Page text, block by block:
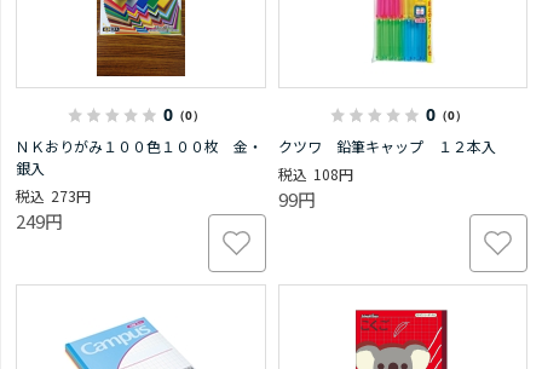
0 （0）
ＮＫおりがみ１００色１００枚 金・
銀入
273円
249円
0（0）
クツワ 鉛筆キャップ １２本入
108円
99円